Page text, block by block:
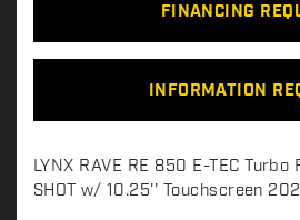
FINANCING
INFORMATION
D
e
LYNX RAVE RE 850 E-TEC
SHOT w/ 10.25'' Touchscreen